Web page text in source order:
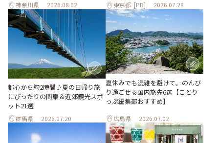
神奈川県 2026.08.02 東京都 [PR] 2026.07.28
都心から約2時間♪夏の日帰り旅
にぴったりの関東＆近郊観光スポ
ット21選
群馬県 2026.07.20
夏休みでも混雑を避けて。のんび
り過ごせる国内旅先6選【ことり
っぷ編集部おすすめ】
広島県 2026.07.02